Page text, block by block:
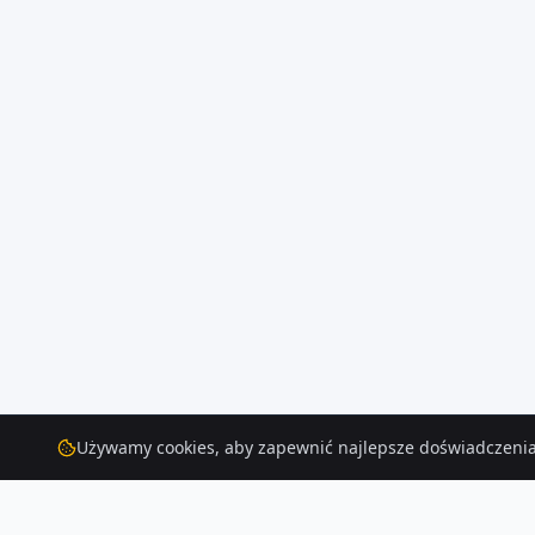
Używamy cookies, aby zapewnić najlepsze